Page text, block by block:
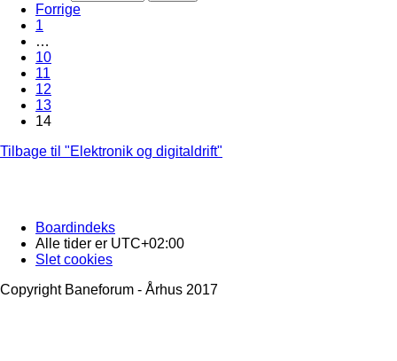
Forrige
1
…
10
11
12
13
14
Tilbage til "Elektronik og digitaldrift"
Boardindeks
Alle tider er UTC+02:00
Slet cookies
Copyright Baneforum - Århus 2017